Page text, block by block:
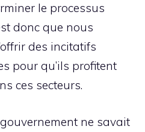
le processus
donc que nous
des incitatifs
pour qu’ils profitent
ces secteurs.
ne savait